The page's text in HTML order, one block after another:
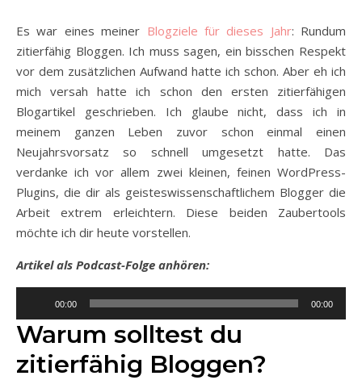
Es war eines meiner Blogziele für dieses Jahr: Rundum
zitierfähig Bloggen. Ich muss sagen, ein bisschen Respekt
vor dem zusätzlichen Aufwand hatte ich schon. Aber eh ich
mich versah hatte ich schon den ersten zitierfähigen
Blogartikel geschrieben. Ich glaube nicht, dass ich in
meinem ganzen Leben zuvor schon einmal einen
Neujahrsvorsatz so schnell umgesetzt hatte. Das
verdanke ich vor allem zwei kleinen, feinen WordPress-
Plugins, die dir als geisteswissenschaftlichem Blogger die
Arbeit extrem erleichtern. Diese beiden Zaubertools
möchte ich dir heute vorstellen.
Artikel als Podcast-Folge anhören:
Player
00:00 00:00
Warum solltest du
zitierfähig Bloggen?